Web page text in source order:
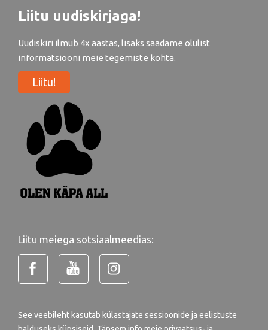
Liitu uudiskirjaga!
Uudiskiri ilmub 4x aastas, lisaks saadame olulist
informatsiooni meie tegemiste kohta.
Liitu!
Liitu meiega sotsiaalmeedias:
See veebileht kasutab külastajate sessioonide ja eelistuste